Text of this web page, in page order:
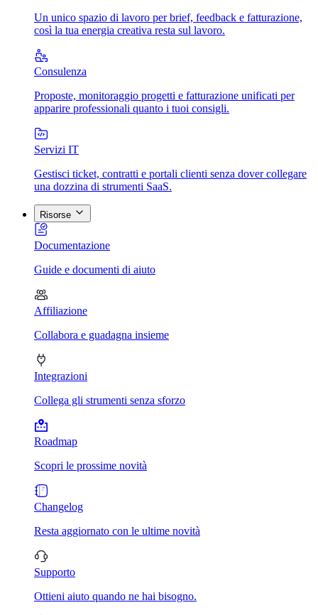
Un unico spazio di lavoro per brief, feedback e fatturazione,
così la tua energia creativa resta sul lavoro.
Consulenza
Proposte, monitoraggio progetti e fatturazione unificati per
apparire professionali quanto i tuoi consigli.
Servizi IT
Gestisci ticket, contratti e portali clienti senza dover collegare
una dozzina di strumenti SaaS.
Risorse
Documentazione
Guide e documenti di aiuto
Affiliazione
Collabora e guadagna insieme
Integrazioni
Collega gli strumenti senza sforzo
Roadmap
Scopri le prossime novità
Changelog
Resta aggiornato con le ultime novità
Supporto
Ottieni aiuto quando ne hai bisogno.